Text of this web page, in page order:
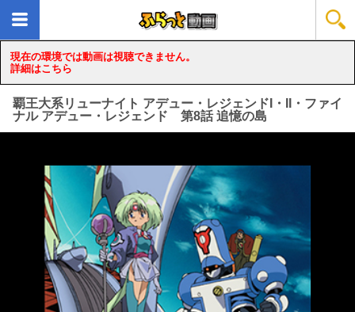
現在の環境では動画は視聴できません。
詳細はこちら
覇王大系リューナイト アデュー・レジェンドI・II・ファイ
ナル アデュー・レジェンド 第8話 追憶の島
loading...